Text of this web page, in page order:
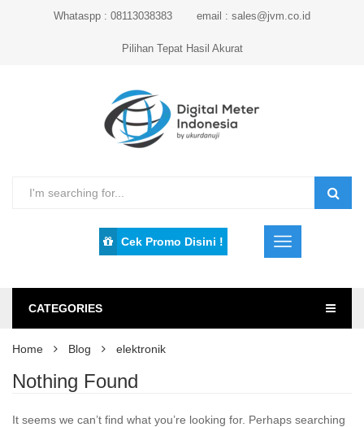
Whataspp : 08113038383 email : sales@jvm.co.id
Pilihan Tepat Hasil Akurat
Cek Promo Disini !
CATEGORIES
Home Blog elektronik
Nothing Found
It seems we can’t find what you’re looking for. Perhaps searching